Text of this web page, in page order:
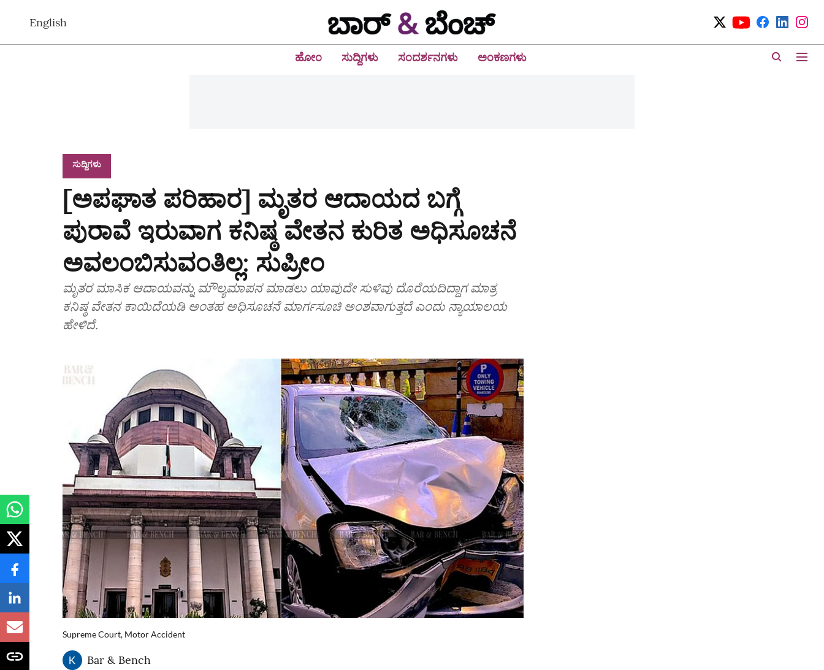
English
ಹೋಂ ಸುದ್ದಿಗಳು ಸಂದರ್ಶನಗಳು ಅಂಕಣಗಳು
ಸುದ್ದಿಗಳು
[ಅಪಘಾತ ಪರಿಹಾರ] ಮೃತರ ಆದಾಯದ ಬಗ್ಗೆ
ಪುರಾವೆ ಇರುವಾಗ ಕನಿಷ್ಠ ವೇತನ ಕುರಿತ ಅಧಿಸೂಚನೆ
ಅವಲಂಬಿಸುವಂತಿಲ್ಲ: ಸುಪ್ರೀಂ
ಮೃತರ ಮಾಸಿಕ ಆದಾಯವನ್ನು ಮೌಲ್ಯಮಾಪನ ಮಾಡಲು ಯಾವುದೇ ಸುಳಿವು ದೊರೆಯದಿದ್ದಾಗ ಮಾತ್ರ
ಕನಿಷ್ಠ ವೇತನ ಕಾಯಿದೆಯಡಿ ಅಂತಹ ಅಧಿಸೂಚನೆ ಮಾರ್ಗಸೂಚಿ ಅಂಶವಾಗುತ್ತದೆ ಎಂದು ನ್ಯಾಯಾಲಯ
ಹೇಳಿದೆ.
Supreme Court, Motor Accident
Bar & Bench